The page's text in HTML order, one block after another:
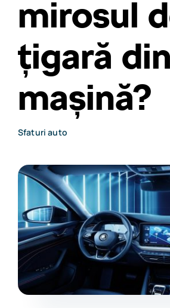
mirosul
țigară din
mașină?
Sfaturi auto